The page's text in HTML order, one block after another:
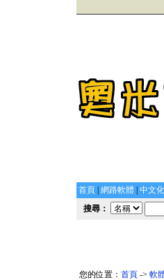
首頁 網路軟體 中文
搜尋：
您的位置： 首頁 -> 軟